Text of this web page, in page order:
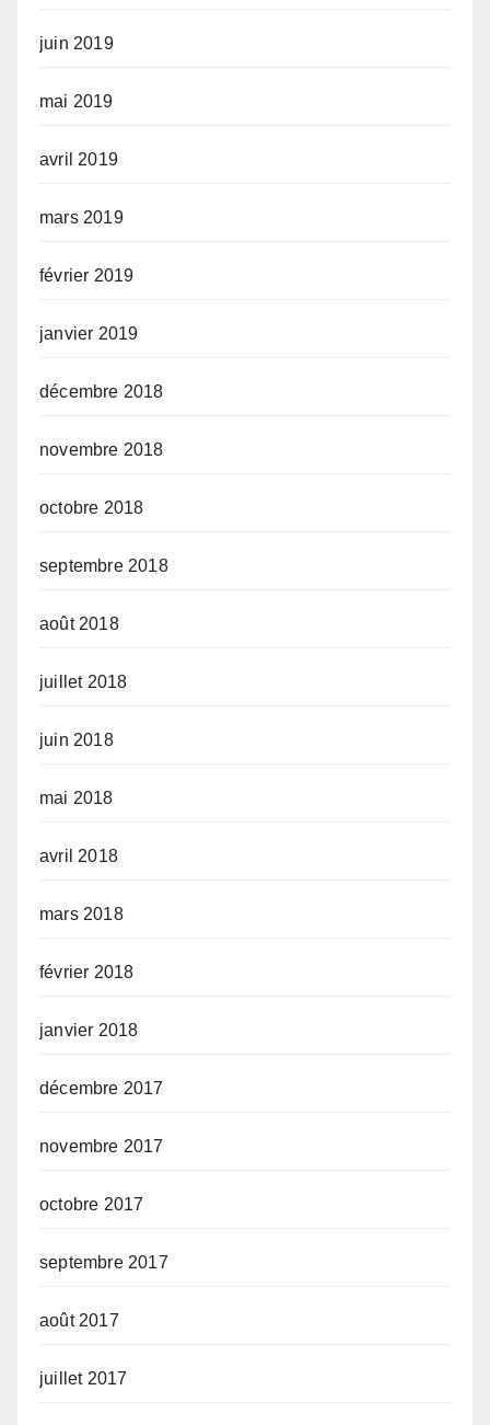
juin 2019
mai 2019
avril 2019
mars 2019
février 2019
janvier 2019
décembre 2018
novembre 2018
octobre 2018
septembre 2018
août 2018
juillet 2018
juin 2018
mai 2018
avril 2018
mars 2018
février 2018
janvier 2018
décembre 2017
novembre 2017
octobre 2017
septembre 2017
août 2017
juillet 2017